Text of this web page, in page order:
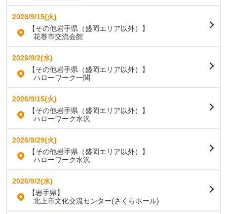
2026/9/15(火)
【その他岩手県（盛岡エリア以外）】
花巻市交流会館
2026/9/2(水)
【その他岩手県（盛岡エリア以外）】
ハローワーク一関
2026/9/15(火)
【その他岩手県（盛岡エリア以外）】
ハローワーク水沢
2026/9/29(火)
【その他岩手県（盛岡エリア以外）】
ハローワーク水沢
2026/9/2(水)
【岩手県】
北上市文化交流センター(さくらホール)